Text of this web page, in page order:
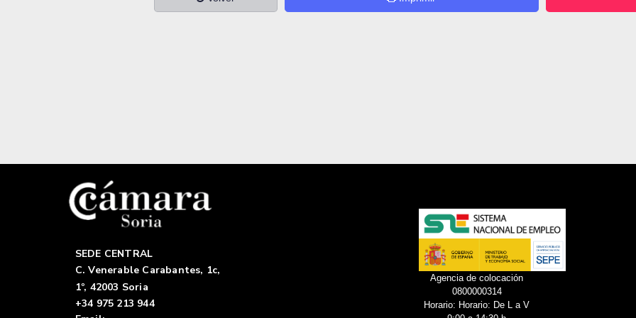
SEDE CENTRAL
C. Venerable Carabantes, 1c,
1º, 42003 Soria
+34 975 213 944
Agencia de colocación
0800000314
Horario: Horario: De L a V